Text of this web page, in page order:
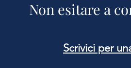
Non esitare a
Scrivici per